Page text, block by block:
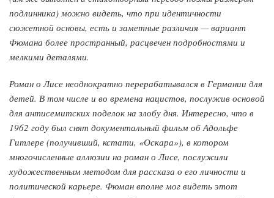
подлинника) можно видеть, что при идентичности
сюжетной основы, есть и заметные различия — вариант
Фюмана более пространный, расцвечен подробностями и
мелкими деталями.
Роман о Лисе неоднократно перерабатывался в Германии для
детей. В том числе и во времена нацистов, послужив основой
для антисемитских поделок на злобу дня. Интересно, что в
1962 году был снят документальный фильм об Адольфе
Гитлере (получивший, кстати, «Оскара»), в котором
многочисленные аллюзии на роман о Лисе, послужили
художественным методом для рассказа о его личности и
политической карьере. Фюман вполне мог видеть этот